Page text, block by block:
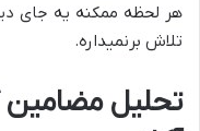
هر لحظه ممکنه یه جای
تلاش برنمیداره.
تحلیل مضامین